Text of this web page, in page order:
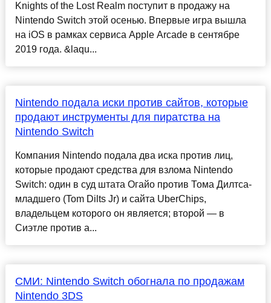
Knights of the Lost Realm поступит в продажу на
Nintendo Switch этой осенью. Впервые игра вышла
на iOS в рамках сервиса Apple Arcade в сентябре
2019 года. &laqu...
Nintendo подала иски против сайтов, которые
продают инструменты для пиратства на
Nintendo Switch
Компания Nintendo подала два иска против лиц,
которые продают средства для взлома Nintendo
Switch: один в суд штата Огайо против Тома Дилтса-
младшего (Tom Dilts Jr) и сайта UberChips,
владельцем которого он является; второй — в
Сиэтле против а...
СМИ: Nintendo Switch обогнала по продажам
Nintendo 3DS